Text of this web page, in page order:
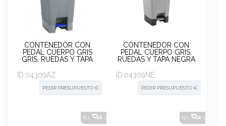
CONTENEDOR CON
PEDAL CUERPO GRIS
GRIS, RUEDAS Y TAPA
ID:04309AZ
PEDIR PRESUPUESTO €
CONTENEDOR CON
PEDAL CUERPO GRIS,
RUEDAS Y TAPA NEGRA
ID:04309NE
PEDIR PRESUPUESTO €
N.I. VER ALTERNATIVAS N.I. VER